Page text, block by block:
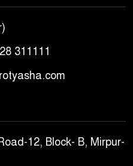
311111
12, Block- B, Mirpur-